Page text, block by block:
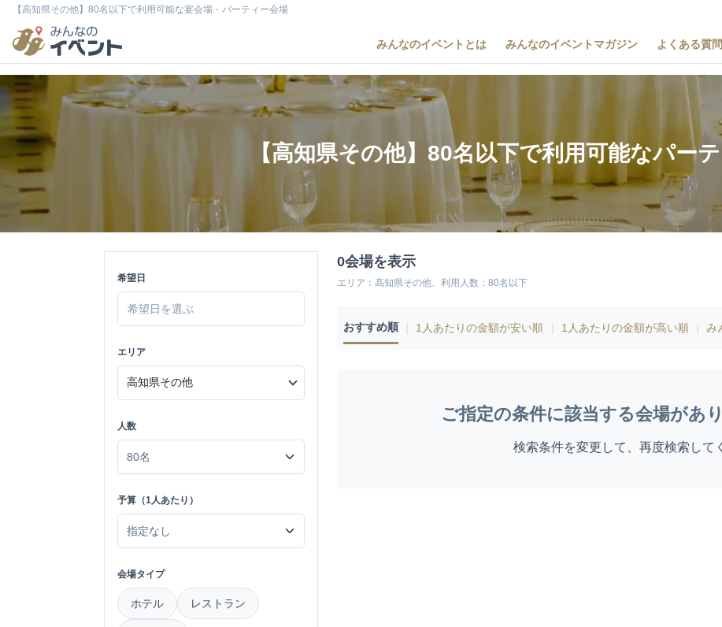
【高知県その他】80名以下で利用可能な宴会場・パーティー会場
みんなのイベントとは みんなのイベントマガジン よくある質問
【高知県その他】80名以下で利用可能なパー
希望日
エリア
人数
予算（1人あたり）
会場タイプ
ホテル レストラン
0会場を表示
エリア：高知県その他、利用人数：80名以下
おすすめ順 1人あたりの金額が安い順 1人あたりの金額が高い順 み
ご指定の条件に該当する会場があ
検索条件を変更して、再度検索して